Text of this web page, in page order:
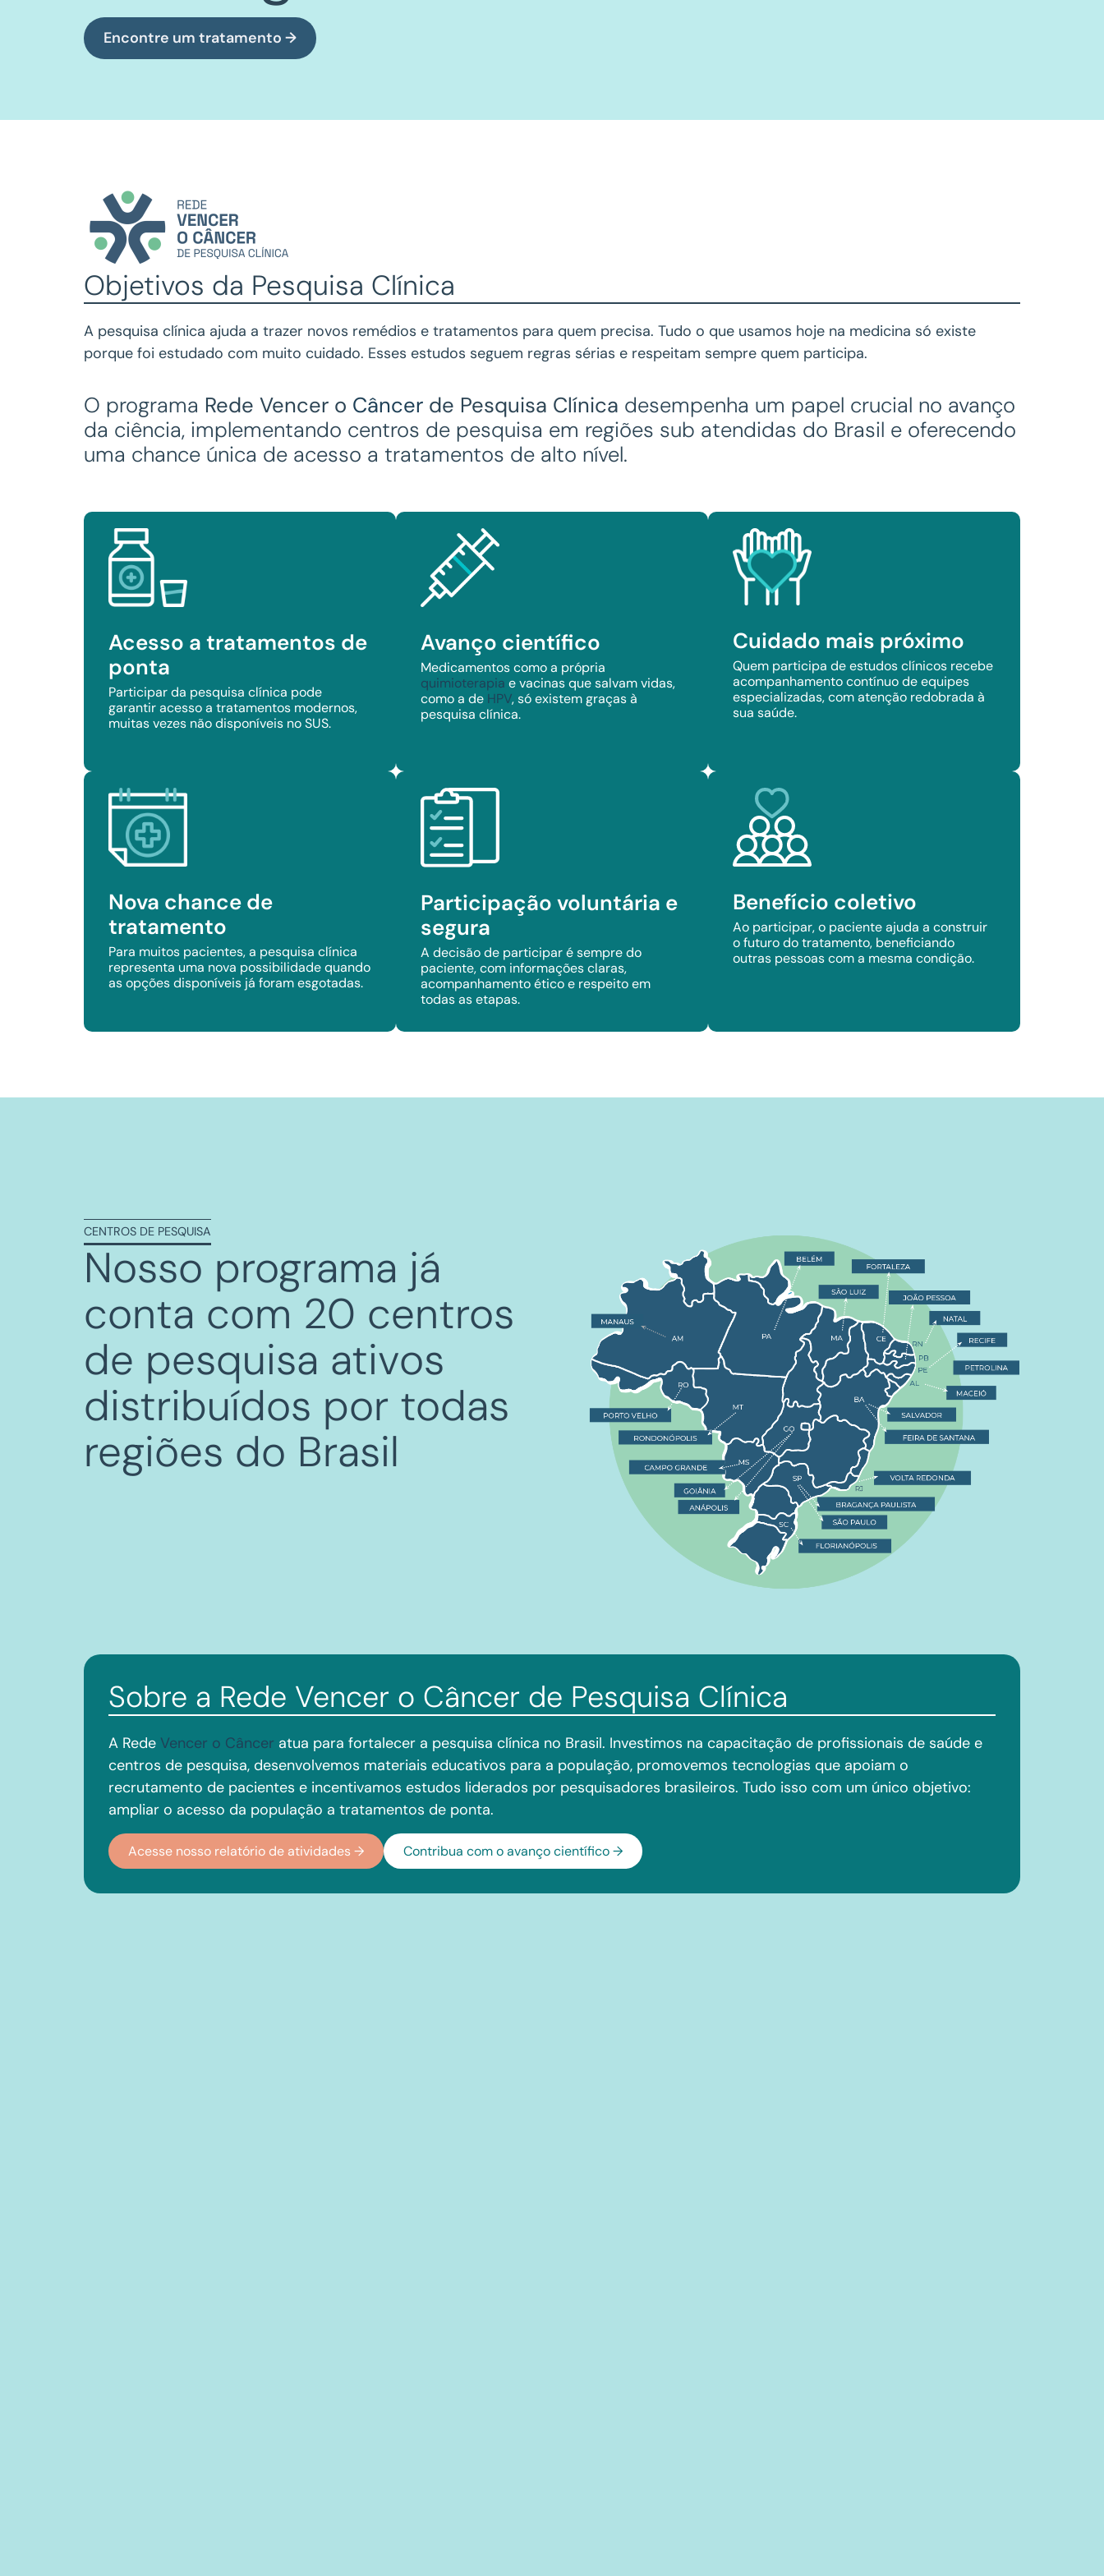
Encontre um tratamento →
Objetivos da Pesquisa Clínica
A pesquisa clínica ajuda a trazer novos remédios e tratamentos para quem precisa. Tudo o que usamos hoje na medicina só existe
porque foi estudado com muito cuidado. Esses estudos seguem regras sérias e respeitam sempre quem participa.
O programa Rede Vencer o Câncer de Pesquisa Clínica desempenha um papel crucial no avanço
da ciência, implementando centros de pesquisa em regiões sub atendidas do Brasil e oferecendo
uma chance única de acesso a tratamentos de alto nível.
Acesso a tratamentos de
ponta
Participar da pesquisa clínica pode
garantir acesso a tratamentos modernos,
muitas vezes não disponíveis no SUS.
Avanço científico
Medicamentos como a própria
quimioterapia e vacinas que salvam vidas,
como a de HPV, só existem graças à
pesquisa clínica.
Cuidado mais próximo
Quem participa de estudos clínicos recebe
acompanhamento contínuo de equipes
especializadas, com atenção redobrada à
sua saúde.
Nova chance de
tratamento
Para muitos pacientes, a pesquisa clínica
representa uma nova possibilidade quando
as opções disponíveis já foram esgotadas.
Participação voluntária e
segura
A decisão de participar é sempre do
paciente, com informações claras,
acompanhamento ético e respeito em
todas as etapas.
Benefício coletivo
Ao participar, o paciente ajuda a construir
o futuro do tratamento, beneficiando
outras pessoas com a mesma condição.
CENTROS DE PESQUISA
Nosso programa já
conta com 20 centros
de pesquisa ativos
distribuídos por todas
regiões do Brasil
Sobre a Rede Vencer o Câncer de Pesquisa Clínica
A Rede Vencer o Câncer atua para fortalecer a pesquisa clínica no Brasil. Investimos na capacitação de profissionais de saúde e
centros de pesquisa, desenvolvemos materiais educativos para a população, promovemos tecnologias que apoiam o
recrutamento de pacientes e incentivamos estudos liderados por pesquisadores brasileiros. Tudo isso com um único objetivo:
ampliar o acesso da população a tratamentos de ponta.
Acesse nosso relatório de atividades → Contribua com o avanço científico →